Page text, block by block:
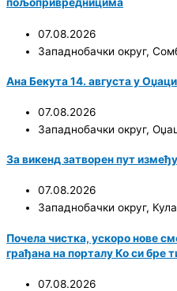
пољопривредницима
07.08.2026
Западнобачки округ,
Ана Бекута 14. августа у
07.08.2026
Западнобачки округ,
За викенд затворен пут
07.08.2026
Западнобачки округ, Кула
Почела чистка, ускоро нове
грађана на порталу Ко си бре
07.08.2026